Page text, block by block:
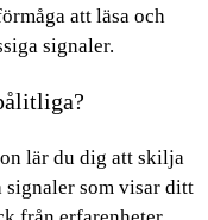
att läsa och
signaler.
lär du dig att skilja
som visar ditt